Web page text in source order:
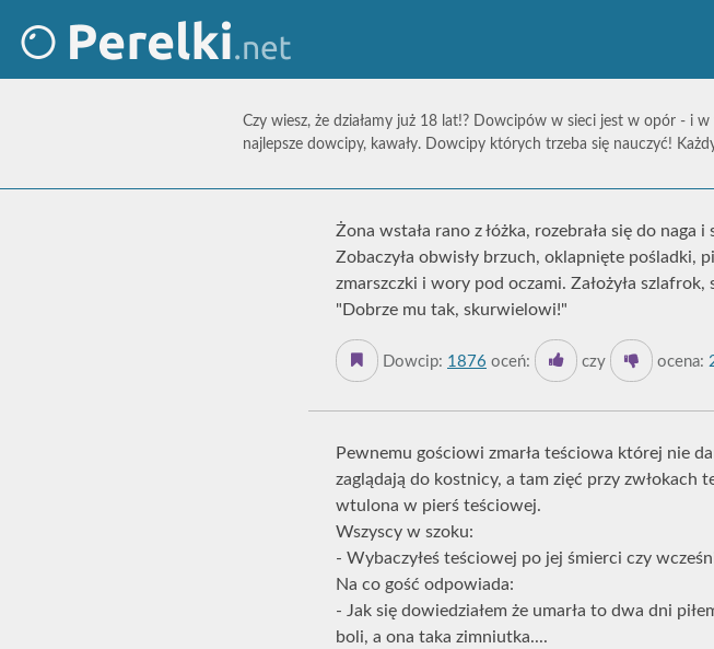
Czy wiesz, że działamy już 18 lat!? Dowcipów w sieci jest w opór - i
najlepsze dowcipy, kawały. Dowcipy których trzeba się nauczyć!
Żona wstała rano z łóżka, rozebrała się do
Zobaczyła obwisły brzuch, oklapnięte pośladki,
zmarszczki i wory pod oczami. Założyła szlafrok,
"Dobrze mu tak, skurwielowi!"
Dowcip: 1876 oceń: czy ocena:
Pewnemu gościowi zmarła teściowa której nie
zaglądają do kostnicy, a tam zięć przy zwłokach
wtulona w pierś teściowej.
Wszyscy w szoku:
- Wybaczyłeś teściowej po jej śmierci czy
Na co gość odpowiada:
- Jak się dowiedziałem że umarła to dwa dni
boli, a ona taka zimniutka....